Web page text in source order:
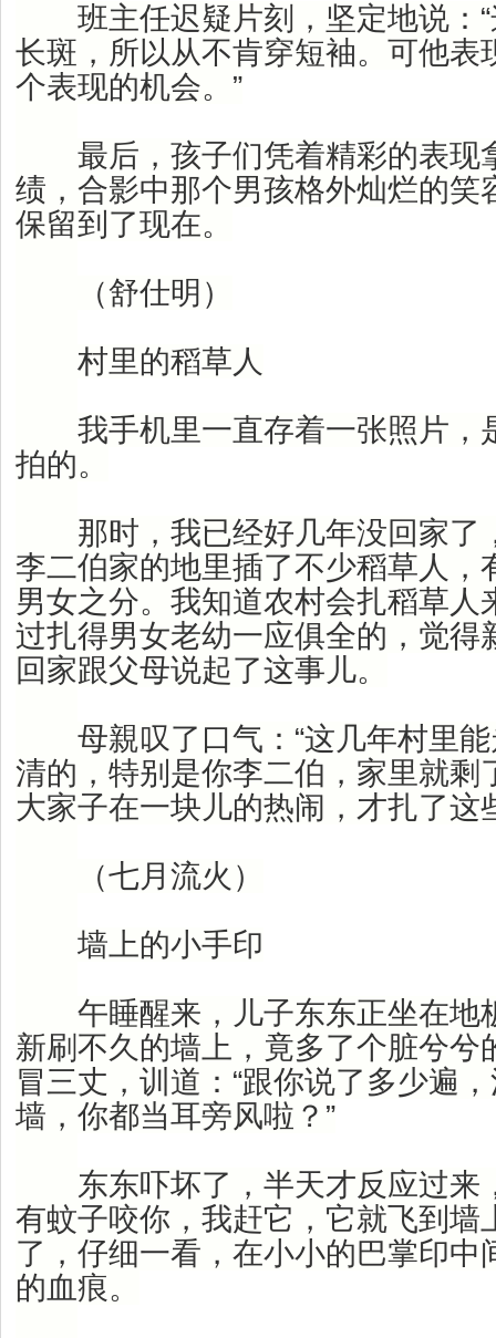
班主任迟疑片刻，坚定地说：“
长斑，所以从不肯穿短袖。可他表
个表现的机会。”
最后，孩子们凭着精彩的表现
绩，合影中那个男孩格外灿烂的笑
保留到了现在。
（舒仕明）
村里的稻草人
我手机里一直存着一张照片，
拍的。
那时，我已经好几年没回家了
李二伯家的地里插了不少稻草人，
男女之分。我知道农村会扎稻草人
过扎得男女老幼一应俱全的，觉得
回家跟父母说起了这事儿。
母親叹了口气：“这几年村里能
清的，特别是你李二伯，家里就剩
大家子在一块儿的热闹，才扎了
（七月流火）
墙上的小手印
午睡醒来，儿子东东正坐在地
新刷不久的墙上，竟多了个脏兮兮
冒三丈，训道：“跟你说了多少遍
墙，你都当耳旁风啦？”
东东吓坏了，半天才反应过来
有蚊子咬你，我赶它，它就飞到
了，仔细一看，在小小的巴掌印中
的血痕。